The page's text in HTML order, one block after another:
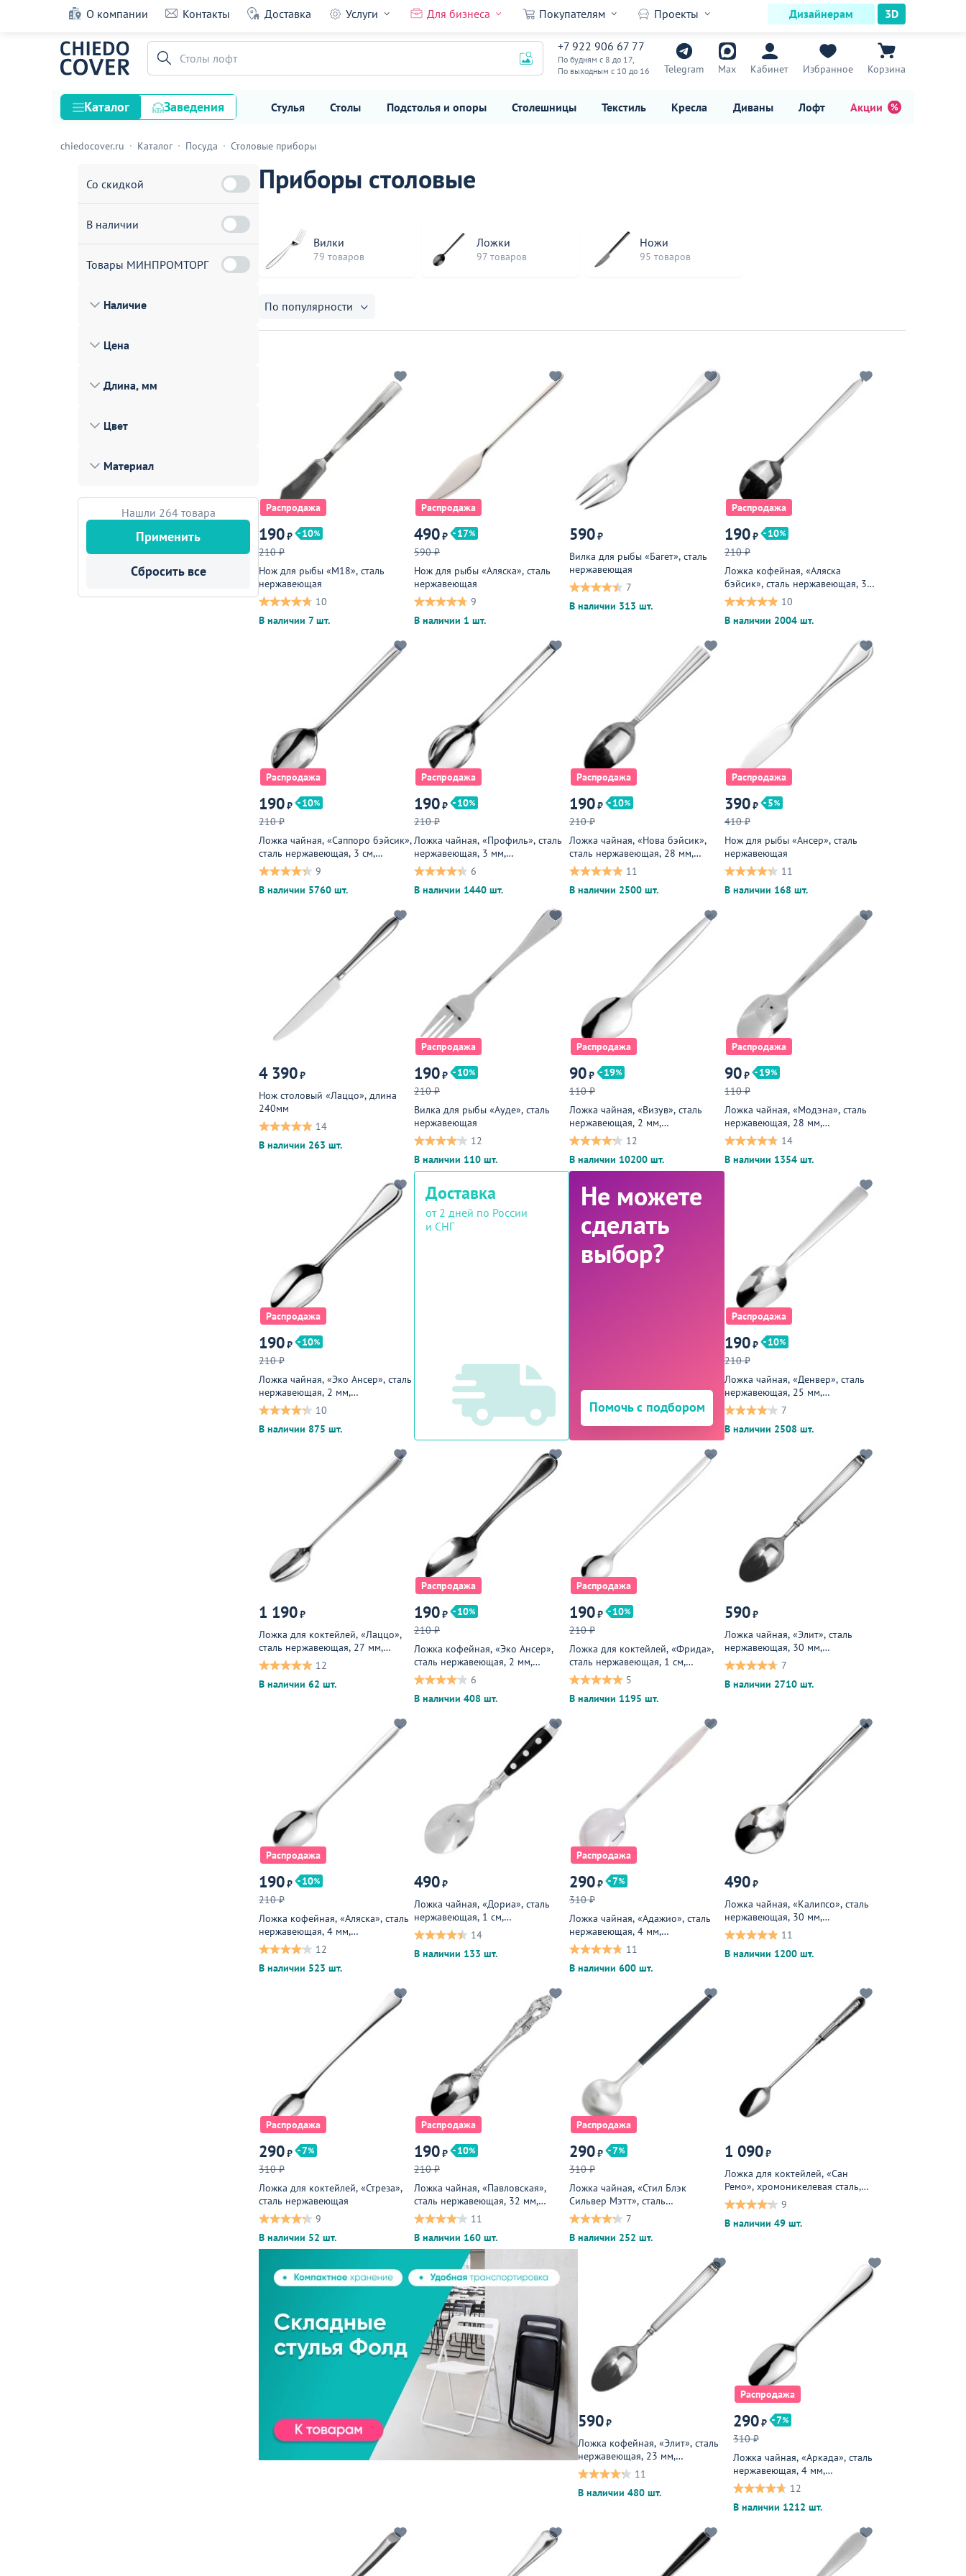
О компании Контакты Доставка Услуги Для бизнеса Покупателям Проекты Дизайнерам 3D
+7 922 906 67 77
По будням с 8 до 17,
По выходным с 10 до 16
Telegram Max Кабинет Избранное Корзина
Столы лофт
Каталог Заведения Стулья Столы Подстолья и опоры Столешницы Текстиль Кресла Диваны Лофт Акции
Стулья
Столешницы
Диваны
Мебель для хранения
Освещение
Для интерьера
Подборки
Акции
chiedocover.ru Каталог Посуда Столовые приборы
Приборы столовые
Вилки
79 товаров
Ложки
97 товаров
Ножи
95 товаров
По популярности
Распродажа
190₽
10
210 ₽
Нож для рыбы «М18», сталь
нержавеющая
10
В наличии 7 шт.
Распродажа
490₽
17
590 ₽
Нож для рыбы «Аляска», сталь
нержавеющая
9
В наличии 1 шт.
590₽
Вилка для рыбы «Багет», сталь
нержавеющая
7
В наличии 313 шт.
Распродажа
190₽
10
210 ₽
Ложка кофейная, «Аляска
бэйсик», сталь нержавеющая, 3
мм, металлическая
10
В наличии 2004 шт.
Распродажа
190₽
10
210 ₽
Ложка чайная, «Саппоро бэйсик»,
сталь нержавеющая, 3 см,
металлическая
9
В наличии 5760 шт.
Распродажа
190₽
10
210 ₽
Ложка чайная, «Профиль», сталь
нержавеющая, 3 мм,
металлическая6
В наличии 1440 шт.
Распродажа
190₽
10
210 ₽
Ложка чайная, «Нова бэйсик»,
сталь нержавеющая, 28 мм,
металлическая
11
В наличии 2500 шт.
Распродажа
390₽
5
410 ₽
Нож для рыбы «Ансер», сталь
нержавеющая
11
В наличии 168 шт.
4 390₽
Нож столовый «Лаццо», длина
240мм
14
В наличии 263 шт.
Распродажа
190₽
10
210 ₽
Вилка для рыбы «Ауде», сталь
нержавеющая
12
В наличии 110 шт.
Распродажа
90₽
19
110 ₽
Ложка чайная, «Визув», сталь
нержавеющая, 2 мм,
металлическая
12
В наличии 10200 шт.
Распродажа
90₽
19
110 ₽
Ложка чайная, «Модэна», сталь
нержавеющая, 28 мм,
металлическая
14
В наличии 1354 шт.
Распродажа
190₽
10
210 ₽
Ложка чайная, «Эко Ансер», сталь
нержавеющая, 2 мм,
металлическая
10
В наличии 875 шт.
Доставка
от 2 дней по России
и СНГ
Не можете
сделать
выбор?
Помочь с подбором
Распродажа
190₽
10
210 ₽
Ложка чайная, «Денвер», сталь
нержавеющая, 25 мм,
металлическая
7
В наличии 2508 шт.
1 190₽
Ложка для коктейлей, «Лаццо»,
сталь нержавеющая, 27 мм,
металлическая
12
В наличии 62 шт.
Распродажа
190₽
10
210 ₽
Ложка кофейная, «Эко Ансер»,
сталь нержавеющая, 2 мм,
металлическая6
В наличии 408 шт.
Распродажа
190₽
10
210 ₽
Ложка для коктейлей, «Фрида»,
сталь нержавеющая, 1 см,
металлическая5
В наличии 1195 шт.
590₽
Ложка чайная, «Элит», сталь
нержавеющая, 30 мм,
металлическая
7
В наличии 2710 шт.
Распродажа
190₽
10
210 ₽
Ложка кофейная, «Аляска», сталь
нержавеющая, 4 мм,
металлическая
12
В наличии 523 шт.
490₽
Ложка чайная, «Дориа», сталь
нержавеющая, 1 см,
металлическая, черный
14
В наличии 133 шт.
Распродажа
290₽
7
310 ₽
Ложка чайная, «Адажио», сталь
нержавеющая, 4 мм,
металлическая
11
В наличии 600 шт.
490₽
Ложка чайная, «Калипсо», сталь
нержавеющая, 30 мм,
металлическая
11
В наличии 1200 шт.
Распродажа
290₽
7
310 ₽
Ложка для коктейлей, «Стреза»,
сталь нержавеющая
9
В наличии 52 шт.
Распродажа
190₽
10
210 ₽
Ложка чайная, «Павловская»,
сталь нержавеющая, 32 мм,
металлическая
11
В наличии 160 шт.
Распродажа
290₽
7
310 ₽
Ложка чайная, «Стил Блэк
Сильвер Мэтт», сталь
нержавеющая, 3 см, черный,
серебристый
7
В наличии 252 шт.
1 090₽
Ложка для коктейлей, «Сан
Ремо», хромоникелевая сталь,
19,5 см, хромированный
9
В наличии 49 шт.
590₽
Ложка кофейная, «Элит», сталь
нержавеющая, 23 мм,
металлическая
11
В наличии 480 шт.
Распродажа
290₽
7
310 ₽
Ложка чайная, «Аркада», сталь
нержавеющая, 4 мм,
металлическая
12
В наличии 1212 шт.
Со скидкой
В наличии
Товары МИНПРОМТОРГ
Наличие
Цена
Длина, мм
Цвет
Материал
Нашли 264 товара
Применить
Сбросить все